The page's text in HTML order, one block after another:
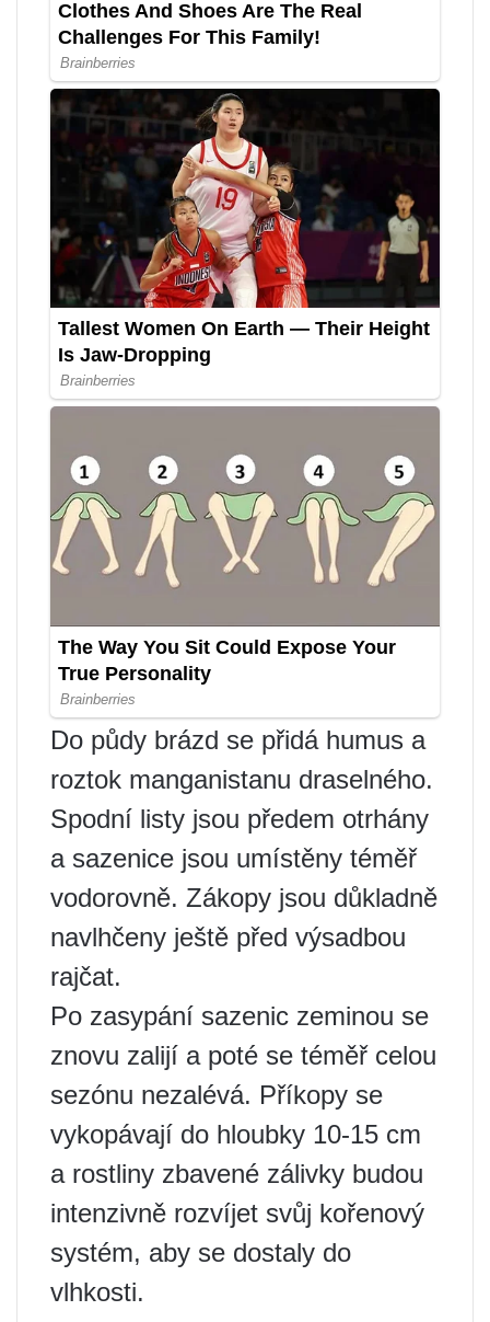
Do půdy brázd se přidá humus a
roztok manganistanu draselného.
Spodní listy jsou předem otrhány
a sazenice jsou umístěny téměř
vodorovně. Zákopy jsou důkladně
navlhčeny ještě před výsadbou
rajčat.
Po zasypání sazenic zeminou se
znovu zalijí a poté se téměř celou
sezónu nezalévá. Příkopy se
vykopávají do hloubky 10-15 cm
a rostliny zbavené zálivky budou
intenzivně rozvíjet svůj kořenový
systém, aby se dostaly do
vlhkosti.